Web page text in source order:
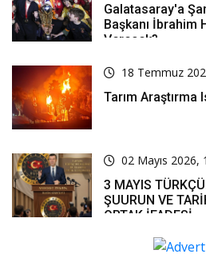
Galatasaray'a
Başkanı İbrahim
Verecek?
18 Temmuz
Tarım Araştırma
02 Mayıs 2026,
3 MAYIS
ŞUURUN VE
ORTAK İFADESİ